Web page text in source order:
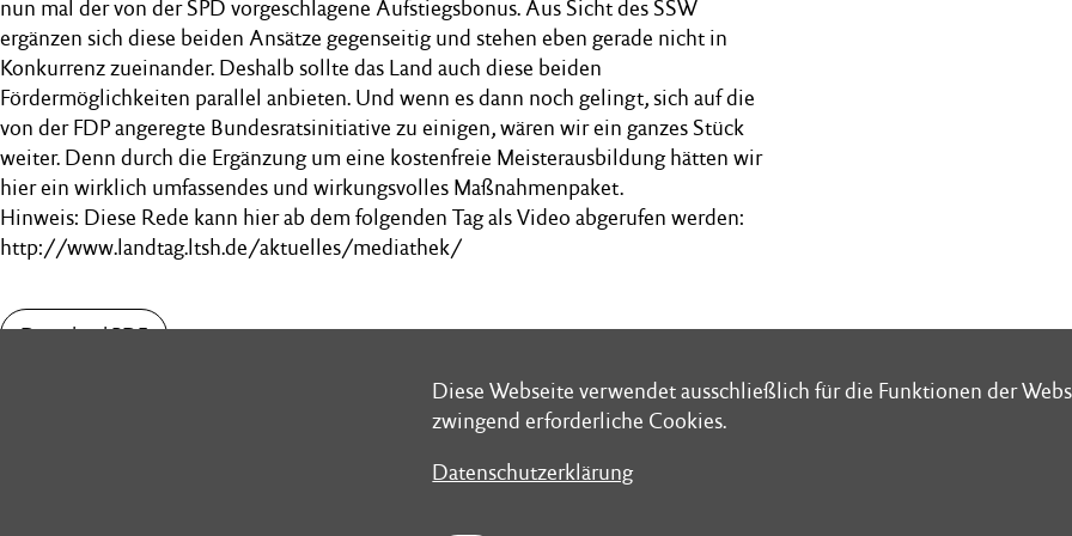
Diese Webseite verwendet ausschließlich für die Funktionen der
zwingend erforderliche Cookies.
Datenschutzerklärung
Diese Webseite verwendet ausschließlich für die Funktionen der
zwingend erforderliche Cookies.
Datenschutzerklärung
nun mal der von der SPD vorgeschlagene Aufstiegsbonus. Aus Sicht des SSW
ergänzen sich diese beiden Ansätze gegenseitig und stehen eben gerade nicht in
Konkurrenz zueinander. Deshalb sollte das Land auch diese beiden
Fördermöglichkeiten parallel anbieten. Und wenn es dann noch gelingt, sich auf die
von der FDP angeregte Bundesratsinitiative zu einigen, wären wir ein ganzes Stück
weiter. Denn durch die Ergänzung um eine kostenfreie Meisterausbildung hätten wir
hier ein wirklich umfassendes und wirkungsvolles Maßnahmenpaket.
Hinweis: Diese Rede kann hier ab dem folgenden Tag als Video abgerufen werden:
http://www.landtag.ltsh.de/aktuelles/mediathek/
Download PDF